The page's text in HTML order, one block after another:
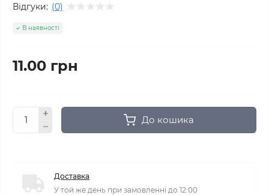
Відгуки: (0)
В наявності
11.00 грн
До кошика
Доставка
У той же день при замовленні до 12:00